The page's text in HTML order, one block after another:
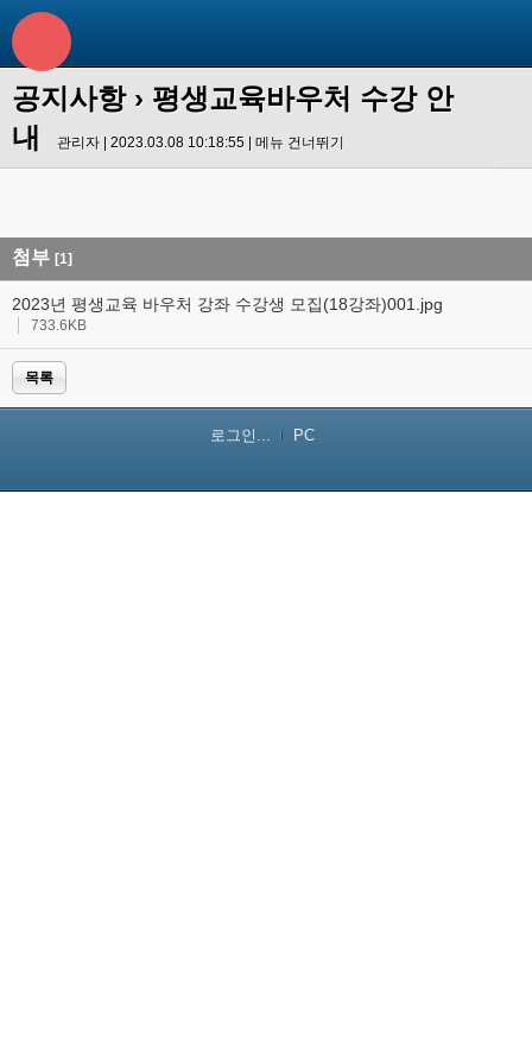
공지사항› 평생교육바우처 수강 안
내
관리자 | 2023.03.08 10:18:55 | 메뉴 건너뛰기
첨부 [1]
2023년 평생교육 바우처 강좌 수강생 모집(18강좌)001.jpg
733.6KB
목록
로그인... PC